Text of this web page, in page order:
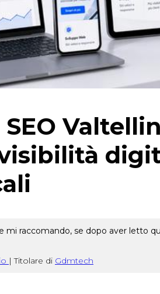
mi raccomando, se dopo aver letto
| Titolare di Gdmtech